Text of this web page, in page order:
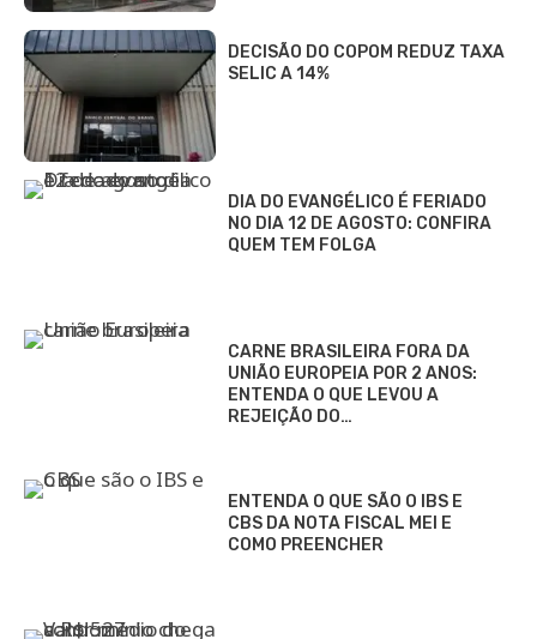
DECISÃO DO COPOM REDUZ TAXA
SELIC A 14%
DIA DO EVANGÉLICO É FERIADO
NO DIA 12 DE AGOSTO: CONFIRA
QUEM TEM FOLGA
CARNE BRASILEIRA FORA DA
UNIÃO EUROPEIA POR 2 ANOS:
ENTENDA O QUE LEVOU A
REJEIÇÃO DO…
ENTENDA O QUE SÃO O IBS E
CBS DA NOTA FISCAL MEI E
COMO PREENCHER